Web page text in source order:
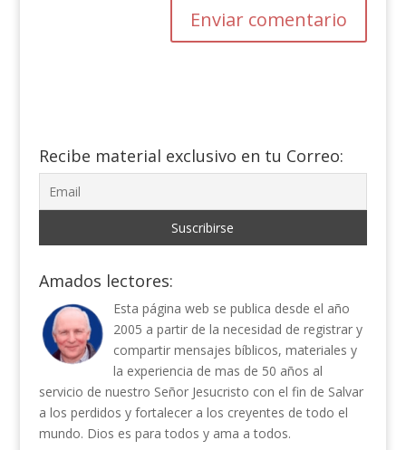
Recibe material exclusivo en tu Correo:
Amados lectores:
Esta página web se publica desde el año
2005 a partir de la necesidad de registrar y
compartir mensajes bíblicos, materiales y
la experiencia de mas de 50 años al
servicio de nuestro Señor Jesucristo con el fin de Salvar
a los perdidos y fortalecer a los creyentes de todo el
mundo. Dios es para todos y ama a todos.